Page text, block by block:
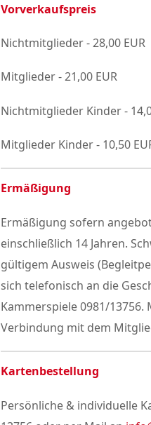
Vorverkaufspreis
Nichtmitglieder - 28,00 EUR
Mitglieder - 21,00 EUR
Nichtmitglieder Kinder -
Mitglieder Kinder - 10,50
Ermäßigung
Ermäßigung sofern
einschließlich 14 Jahren.
gültigem Ausweis
sich telefonisch an die
Kammerspiele 0981/
Verbindung mit dem
Kartenbestellung
Persönliche & individuelle